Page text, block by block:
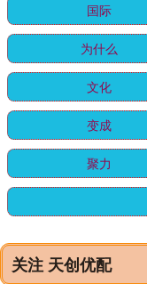
国际
为什么
文化
变成
聚力
关注 天创优配